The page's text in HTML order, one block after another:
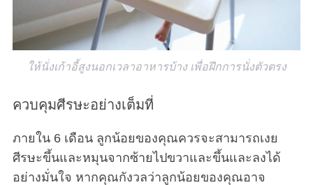
ให้นั่งเก้าอี้สูงนอกเวลาอาหารบ้าง เพื่อฝึกการนั่งตัวตรง
ควบคุมศีรษะอย่างเต็มที่
ภายใน 6 เดือน ลูกน้อยของคุณควรจะสามารถเงย
ศีรษะขึ้นและหมุนจากซ้ายไปขวาและขึ้นและลงได้
อย่างมั่นใจ หากคุณกังวลว่าลูกน้อยของคุณอาจ